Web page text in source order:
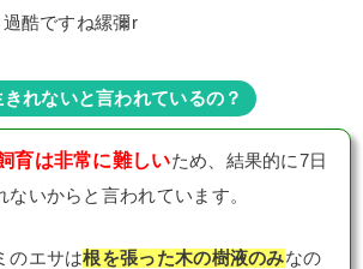
酷ですね縲彌r
れないと言われているの？
育は非常に難しいため、結果的に7日
ないからと言われています。
のエサは根を張った木の樹液のみなの